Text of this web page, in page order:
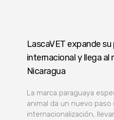
LascaVET expande su
internacional y llega al
Nicaragua
La marca paraguaya
animal da un nuevo
internacionalización,